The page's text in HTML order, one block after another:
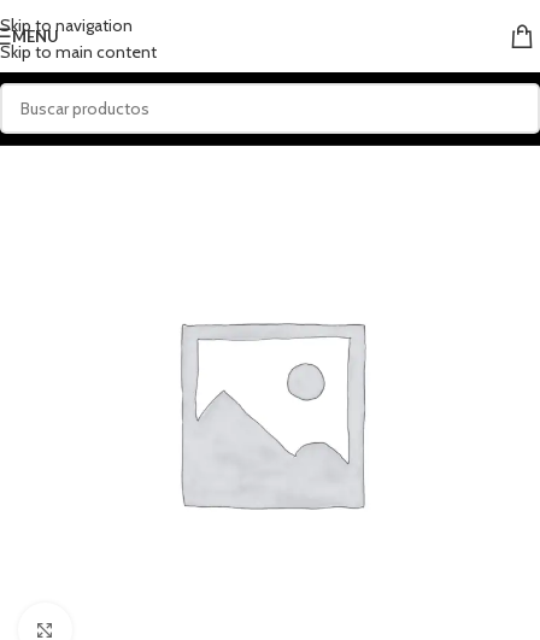
Skip to navigation
Skip to main content
MENU